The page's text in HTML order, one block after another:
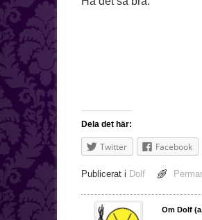
Dela det här:
Twitter Facebook
Publicerat i Dolf
Om Dolf